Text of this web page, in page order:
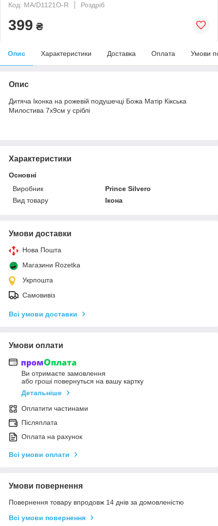
Код: MA/D1121O-R
Роздріб
399 ₴
Опис Характеристики Доставка Оплата Умови
Опис
Дитяча Іконка на рожевій подушечці Божа Матір Кікська
Милостива 7х9см у сріблі
Характеристики
Основні
Виробник
Prince Silvero
Вид товару
Ікона
Умови доставки
Нова Пошта
Магазини Rozetka
Укрпошта
Самовивіз
Всі умови доставки
Умови оплати
Ви отримаєте замовлення
або гроші повернуться на вашу картку
Детальніше
Оплатити частинами
Післяплата
Оплата на рахунок
Всі умови оплати
Умови повернення
Повернення товару впродовж 14 днів за домовленістю
Всі умови повернення